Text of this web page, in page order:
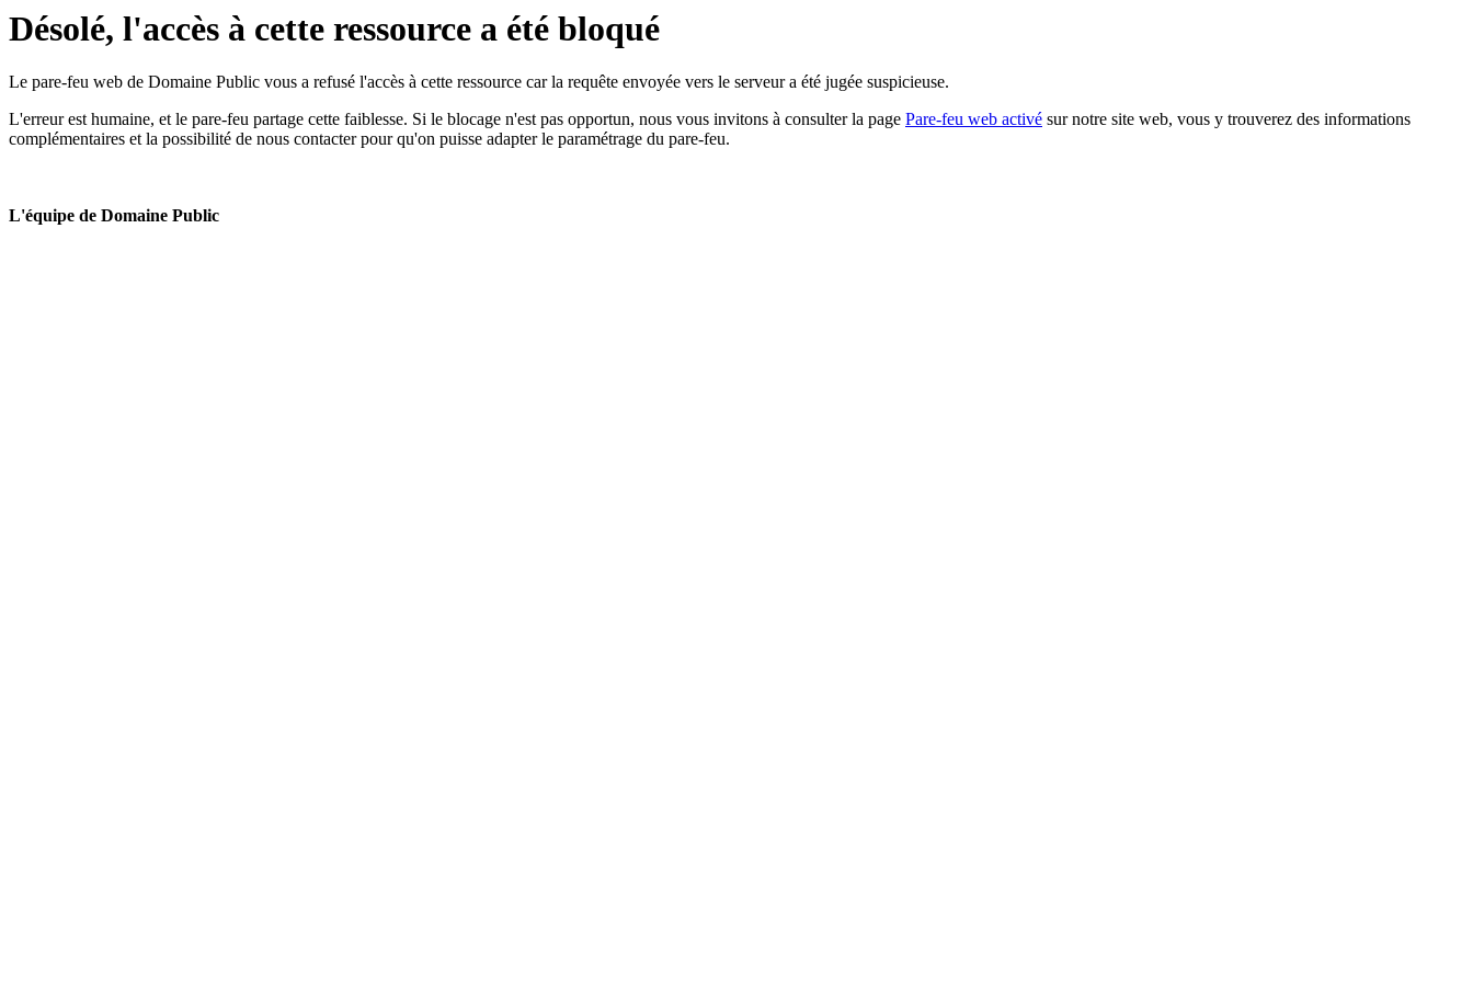
Désolé, l'accès à cette ressource a été bloqué
Le pare-feu web de Domaine Public vous a refusé l'accès à cette ressource car la requête envoyée vers le serveur a été jugée suspicieuse.
L'erreur est humaine, et le pare-feu partage cette faiblesse. Si le blocage n'est pas opportun, nous vous invitons à consulter la page Pare-feu web activé sur notre site web, vous y trouverez des informations
complémentaires et la possibilité de nous contacter pour qu'on puisse adapter le paramétrage du pare-feu.
L'équipe de Domaine Public